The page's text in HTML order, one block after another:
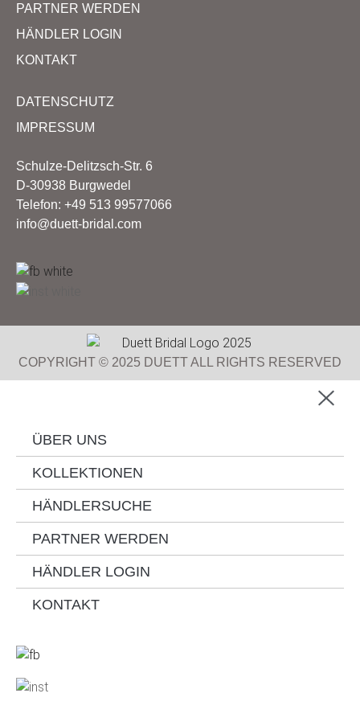
PARTNER WERDEN
HÄNDLER LOGIN
KONTAKT
DATENSCHUTZ
IMPRESSUM
Schulze-Delitzsch-Str. 6
D-30938 Burgwedel
Telefon: +49 513 99577066
info@duett-bridal.com
COPYRIGHT © 2025 DUETT ALL RIGHTS RESERVED
ÜBER UNS
KOLLEKTIONEN
HÄNDLERSUCHE
PARTNER WERDEN
HÄNDLER LOGIN
KONTAKT